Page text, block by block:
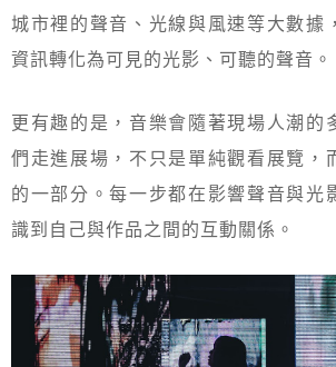
城市裡的聲音、光線與風速等大數據
資訊轉化為可見的光影、可聽的聲音。
更有趣的是，音樂會隨著現場人潮的
們走進展場，不只是單純觀看展覽，
的一部分。每一步都在影響聲音與光
識到自己與作品之間的互動關係。